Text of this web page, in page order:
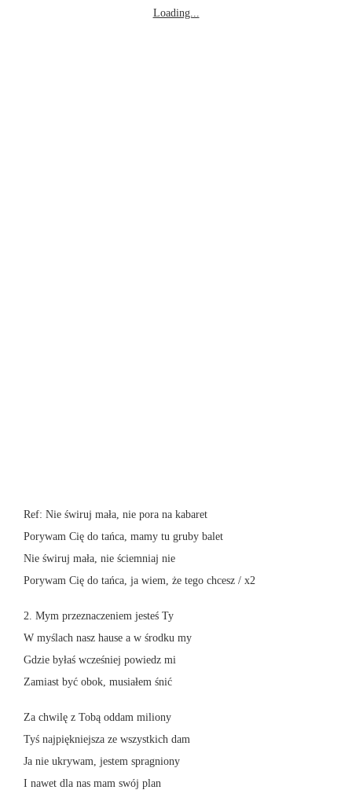
Loading...
Ref: Nie świruj mała, nie pora na kabaret
Porywam Cię do tańca, mamy tu gruby balet
Nie świruj mała, nie ściemniaj nie
Porywam Cię do tańca, ja wiem, że tego chcesz / x2
2. Mym przeznaczeniem jesteś Ty
W myślach nasz hause a w środku my
Gdzie byłaś wcześniej powiedz mi
Zamiast być obok, musiałem śnić
Za chwilę z Tobą oddam miliony
Tyś najpiękniejsza ze wszystkich dam
Ja nie ukrywam, jestem spragniony
I nawet dla nas mam swój plan